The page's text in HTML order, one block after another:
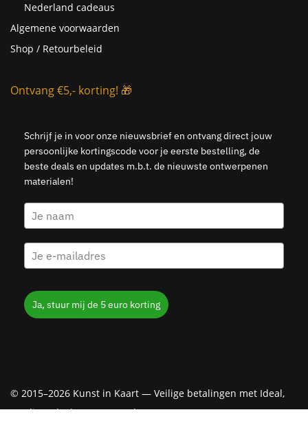
Nederland cadeaus
Algemene voorwaarden
Shop / Retourbeleid
Ontvang €5,- korting! 🎁
Schrijf je in voor onze nieuwsbrief en ontvang direct jouw
persoonlijke kortingscode voor je eerste bestelling, de
beste deals en updates m.b.t. de nieuwste ontwerpenen
materialen!
Ja, stuur mij de 5 euro korting
© 2015–2026 Kunst in Kaart — Veilige betalingen met Ideal,
Creditcard, Klarna & PayPal